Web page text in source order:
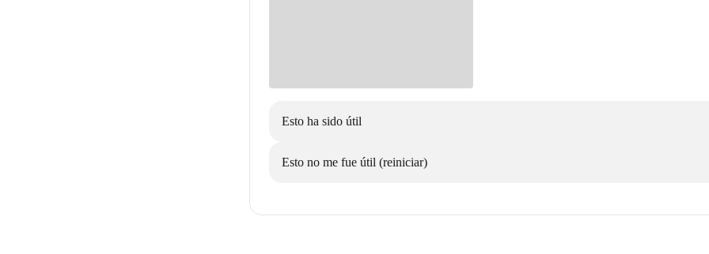
Esto ha sido útil
Esto no me fue útil (reiniciar)